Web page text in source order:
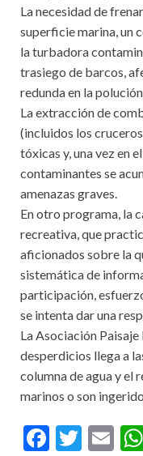
La necesidad de
superficie marina, un
la turbadora
trasiego de barcos,
redunda en la
La extracción de
(incluidos los
tóxicas y, una vez en
contaminantes se
amenazas graves.
En otro programa, la
recreativa, que
aficionados sobre la
sistemática de
participación,
se intenta dar una
La Asociación
desperdicios llega a
columna de agua y el
marinos o son
F
T
E